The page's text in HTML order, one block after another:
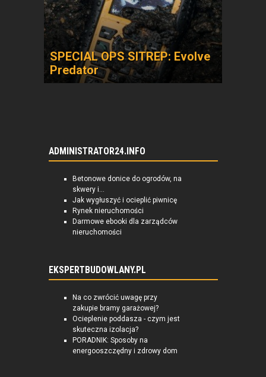
SPECIAL OPS SITREP: Evolve
Predator
ADMINISTRATOR24.INFO
Betonowe donice do ogrodów, na
skwery i...
Jak wygłuszyć i ocieplić piwnicę
Rynek nieruchomości
Darmowe ebooki dla zarządców
nieruchomości
EKSPERTBUDOWLANY.PL
Na co zwrócić uwagę przy
zakupie bramy garażowej?
Ocieplenie poddasza - czym jest
skuteczna izolacja?
PORADNIK: Sposoby na
energooszczędny i zdrowy dom